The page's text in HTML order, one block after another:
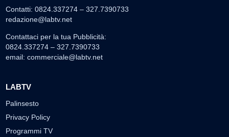
Contatti: 0824.337274 – 327.7390733
redazione@labtv.net
Contattaci per la tua Pubblicità:
0824.337274 – 327.7390733
email: commerciale@labtv.net
LABTV
Palinsesto
Privacy Policy
Programmi TV